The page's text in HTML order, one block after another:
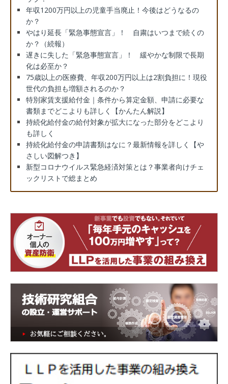
年収1200万円以上の児童手当廃止！今後はどうなるの
か？
やはり延長「緊急事態宣言」！ 自粛はいつまで続くの
か？（続報）
遅きに失した「緊急事態宣言」！ 緩やかな制限で長期
化は必至か？
75歳以上の医療費、年収200万円以上は2割負担に！現役
世代の負担も増額されるのか？
特別家賃支援給付金｜条件から算定金額、申請に必要な
書類までどこよりも詳しく【かんたん解説】
持続化給付金の給付対象が拡大になった部分をどこより
も詳しく
持続化給付金の申請書類はなに？最新情報を詳しく【や
さしい図解つき】
新型コロナウイルス緊急経済対策とは？事業者向けチェ
ックリストで総まとめ